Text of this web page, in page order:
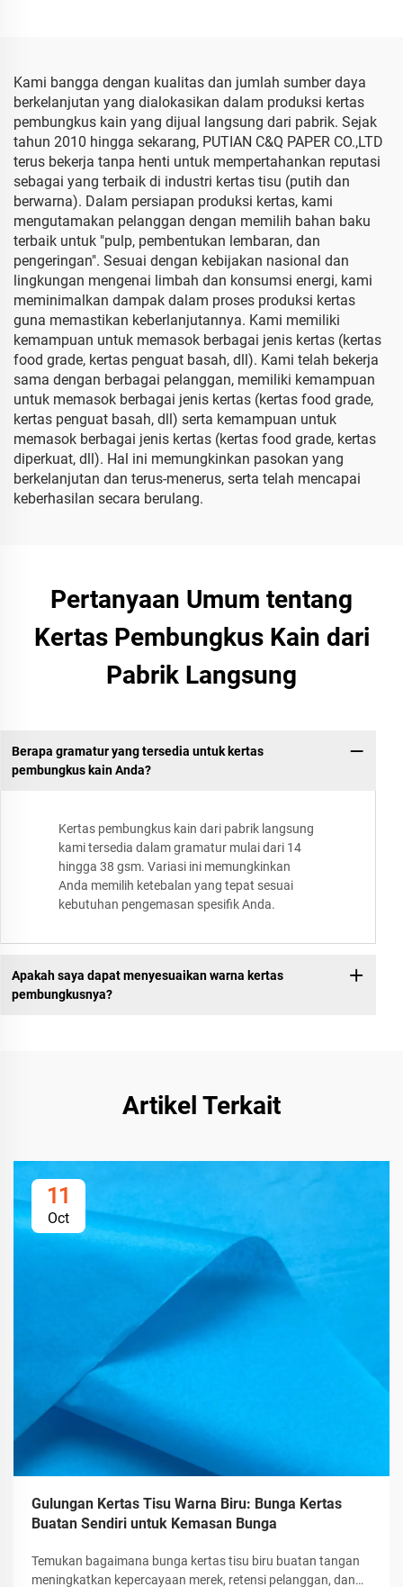
Kami bangga dengan kualitas dan jumlah sumber daya
berkelanjutan yang dialokasikan dalam produksi kertas
pembungkus kain yang dijual langsung dari pabrik. Sejak
tahun 2010 hingga sekarang, PUTIAN C&Q PAPER CO.,LTD
terus bekerja tanpa henti untuk mempertahankan reputasi
sebagai yang terbaik di industri kertas tisu (putih dan
berwarna). Dalam persiapan produksi kertas, kami
mengutamakan pelanggan dengan memilih bahan baku
terbaik untuk "pulp, pembentukan lembaran, dan
pengeringan". Sesuai dengan kebijakan nasional dan
lingkungan mengenai limbah dan konsumsi energi, kami
meminimalkan dampak dalam proses produksi kertas
guna memastikan keberlanjutannya. Kami memiliki
kemampuan untuk memasok berbagai jenis kertas (kertas
food grade, kertas penguat basah, dll). Kami telah bekerja
sama dengan berbagai pelanggan, memiliki kemampuan
untuk memasok berbagai jenis kertas (kertas food grade,
kertas penguat basah, dll) serta kemampuan untuk
memasok berbagai jenis kertas (kertas food grade, kertas
diperkuat, dll). Hal ini memungkinkan pasokan yang
berkelanjutan dan terus-menerus, serta telah mencapai
keberhasilan secara berulang.
Pertanyaan Umum tentang
Kertas Pembungkus Kain dari
Pabrik Langsung
Berapa gramatur yang tersedia untuk kertas
pembungkus kain Anda?
Kertas pembungkus kain dari pabrik langsung
kami tersedia dalam gramatur mulai dari 14
hingga 38 gsm. Variasi ini memungkinkan
Anda memilih ketebalan yang tepat sesuai
kebutuhan pengemasan spesifik Anda.
Apakah saya dapat menyesuaikan warna kertas
pembungkusnya?
Artikel Terkait
11
Oct
Gulungan Kertas Tisu Warna Biru: Bunga Kertas
Buatan Sendiri untuk Kemasan Bunga
Temukan bagaimana bunga kertas tisu biru buatan tangan
meningkatkan kepercayaan merek, retensi pelanggan, dan